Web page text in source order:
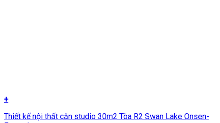
+
Thiết kế nội thất căn studio 30m2 Tòa R2 Swan Lake Onsen-